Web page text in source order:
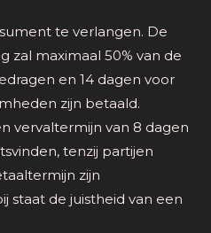
te verlangen. De
zal maximaal 50% van de
en 14 dagen voor
zijn betaald.
vervaltermijn van 8 dagen
tenzij partijen
zijn
staat de juistheid van een